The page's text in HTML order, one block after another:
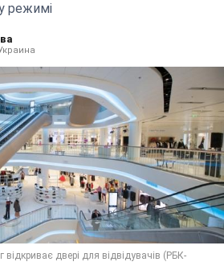
режимі
двері для відвідувачів (РБК-